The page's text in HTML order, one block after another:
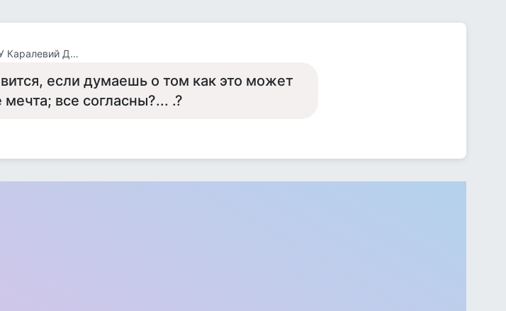
Нынче Пеку Завтра Пиво Ворю У Каралевий Дитя Отберу.
если думаешь о том как это может
все согласны?... .?